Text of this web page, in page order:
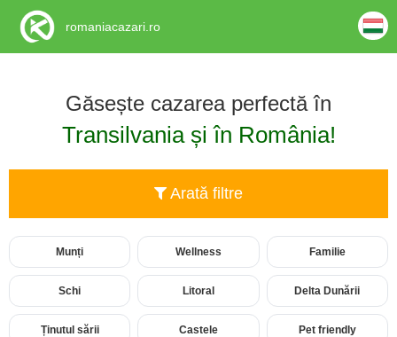
Găsește cazarea perfectă în
Transilvania și în România!
Arată filtre
Munți Wellness Familie
Schi Litoral Delta Dunării
Ținutul sării Castele Pet friendly
romaniacazari.ro